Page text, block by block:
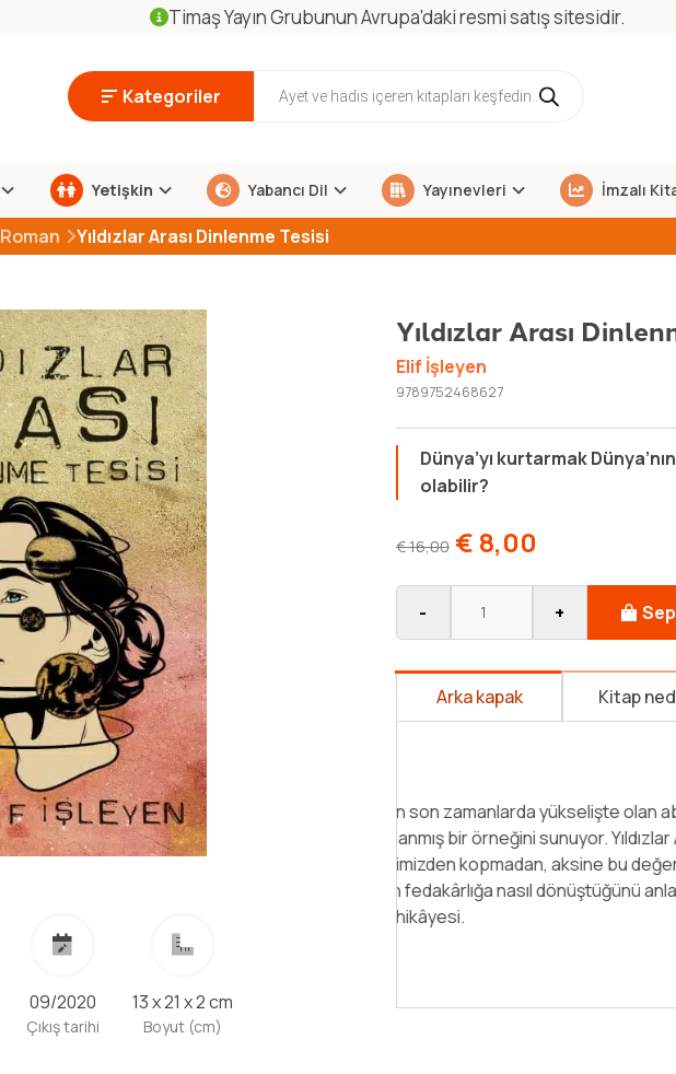
Timaş Yayın Grubunun Avrupa'daki resmi satış sitesidir.
Kategoriler
Yetişkin Yabancı Dil Yayınevleri İmzalı
Roman Yıldızlar Arası Dinlenme Tesisi
09/2020
Çıkış tarihi
13 x 21 x 2 cm
Boyut (cm)
Yıldızlar Arası
Elif İşleyen
9789752468627
Dünya’yı kurtarmak
olabilir?
€16,00 € 8,00
- +
Arka kapak Kitap
Yıldızlar arası seyahat
geçmesinin yasak olduğu
Amerika'da değil, Türkiye'de,
Kuzguncuk'ta buluruz onu.
başkası yemesin diye yıllarca